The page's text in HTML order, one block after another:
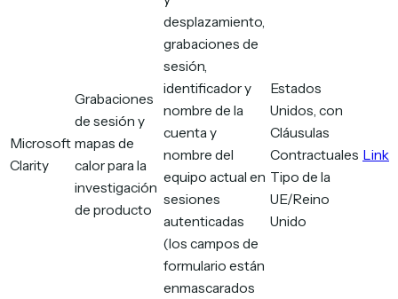
Microsoft
Clarity
Grabaciones
de sesión y
mapas de
calor para la
investigación
de producto
desplazamiento,
grabaciones de
sesión,
identificador y
nombre de la
cuenta y
nombre del
equipo actual en
sesiones
autenticadas
(los campos de
formulario están
enmascarados
Estados
Unidos, con
Cláusulas
Contractuales
Tipo de la
UE/Reino
Unido
Link